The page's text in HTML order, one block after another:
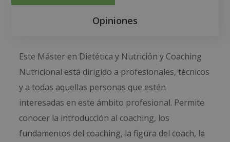
Opiniones
Este Máster en Dietética y Nutrición y Coaching
Nutricional está dirigido a profesionales, técnicos
y a todas aquellas personas que estén
interesadas en este ámbito profesional. Permite
conocer la introducción al coaching, los
fundamentos del coaching, la figura del coach, la